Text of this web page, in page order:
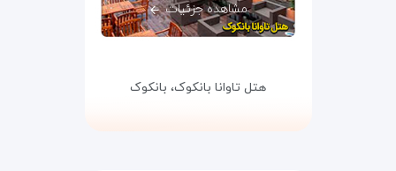
مشاهده جزئیات
هتل تاوانا بانکوک، بانکوک